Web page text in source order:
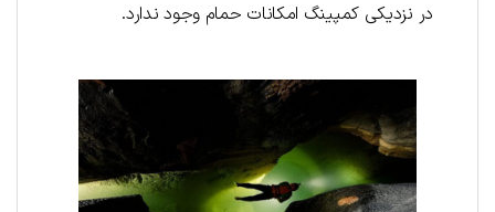
در نزدیکی کمپینگ امکانات حمام وجود ندارد.